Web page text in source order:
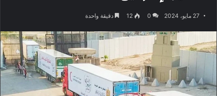
27 مايو، 2024 0
12 دقيقة واحدة